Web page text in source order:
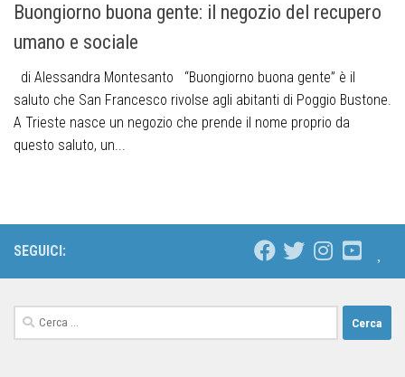
Buongiorno buona gente: il negozio del recupero
umano e sociale
di Alessandra Montesanto “Buongiorno buona gente” è il
saluto che San Francesco rivolse agli abitanti di Poggio Bustone.
A Trieste nasce un negozio che prende il nome proprio da
questo saluto, un...
SEGUICI: